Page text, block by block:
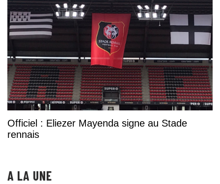
Officiel : Eliezer Mayenda signe au Stade
rennais
A LA UNE